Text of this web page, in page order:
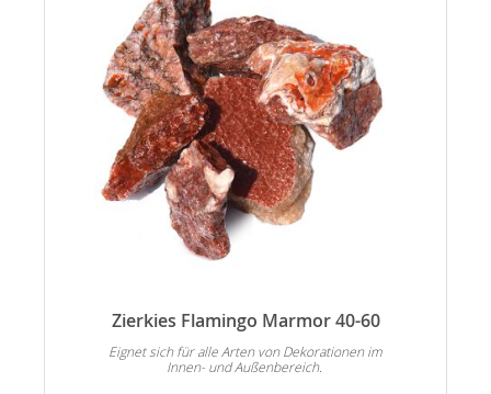
Zierkies Flamingo Marmor 40-60
Eignet sich für alle Arten von Dekorationen im
Innen- und Außenbereich.